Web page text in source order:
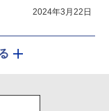
2024年3月22日